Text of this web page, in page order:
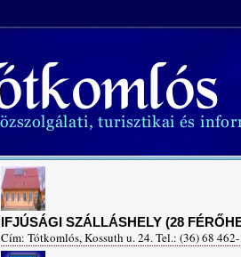
IFJÚSÁGI SZÁLLÁSHELY (28
Cím: Tótkomlós, Kossuth u. 24. Tel.: (36) 68